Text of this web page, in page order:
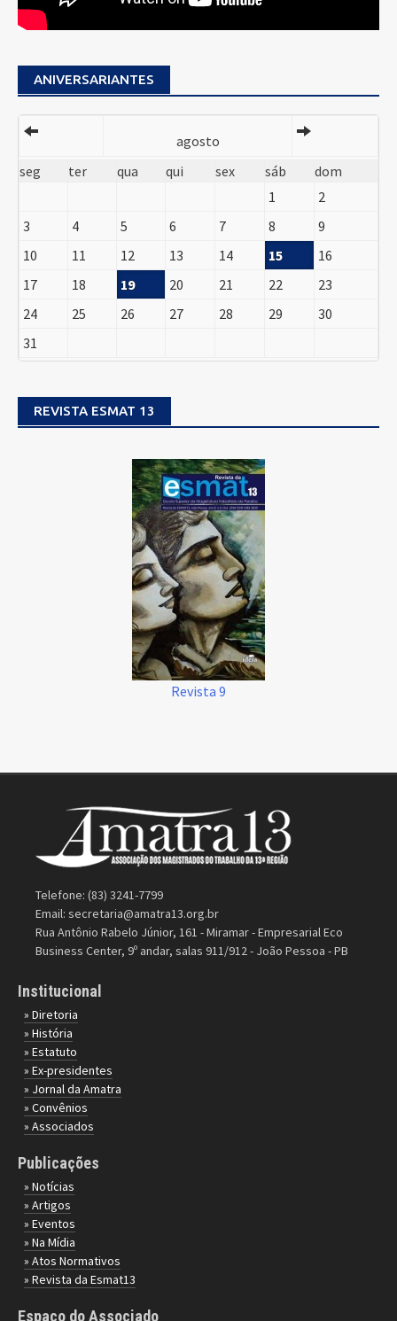
ANIVERSARIANTES
agosto
seg
ter qua qui sex sáb
dom
1
2
3
4 5 6 7 8
9
10
11 12 13 14 15
16
17
18 19 20 21 22
23
24
25 26 27 28 29
30
31
REVISTA ESMAT 13
Revista 9
Telefone: (83) 3241-7799
Email: secretaria@amatra13.org.br
Rua Antônio Rabelo Júnior, 161 - Miramar - Empresarial Eco
Business Center, 9º andar, salas 911/912 - João Pessoa - PB
Institucional
» Diretoria
» História
» Estatuto
» Ex-presidentes
» Jornal da Amatra
» Convênios
» Associados
Publicações
» Notícias
» Artigos
» Eventos
» Na Mídia
» Atos Normativos
» Revista da Esmat13
Espaço do Associado